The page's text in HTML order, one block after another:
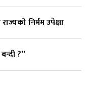
निर्मम उपेक्षा
?”